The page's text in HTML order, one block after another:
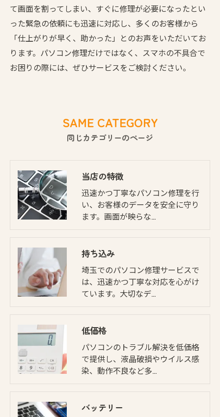
て画面を割ってしまい、すぐに修理が必要になったとい
った緊急の依頼にも迅速に対応し、多くのお客様から
「仕上がりが早く、助かった」とのお声をいただいてお
ります。パソコン修理だけではなく、スマホの不具合で
お困りの際には、ぜひサービスをご検討ください。
同じカテゴリーのページ
SAME CATEGORY
当店の特徴
迅速かつ丁寧なパソコン修理を行
い、お客様のデータを安全に守り
ます。画面が映らな…
持ち込み
埼玉でのパソコン修理サービスで
は、迅速かつ丁寧な対応を心がけ
ています。大切なデ…
低価格
パソコンのトラブル解決を低価格
で提供し、液晶破損やウイルス感
染、動作不良など多…
バッテリー